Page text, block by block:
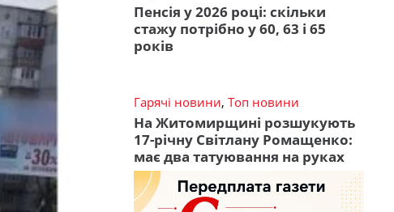
Пенсія у 2026 році: скільки
стажу потрібно у 60, 63 і 65
років
Гарячі новини, Топ новини
На Житомирщині розшукують
17-річну Світлану Ромащенко:
має два татуювання на руках